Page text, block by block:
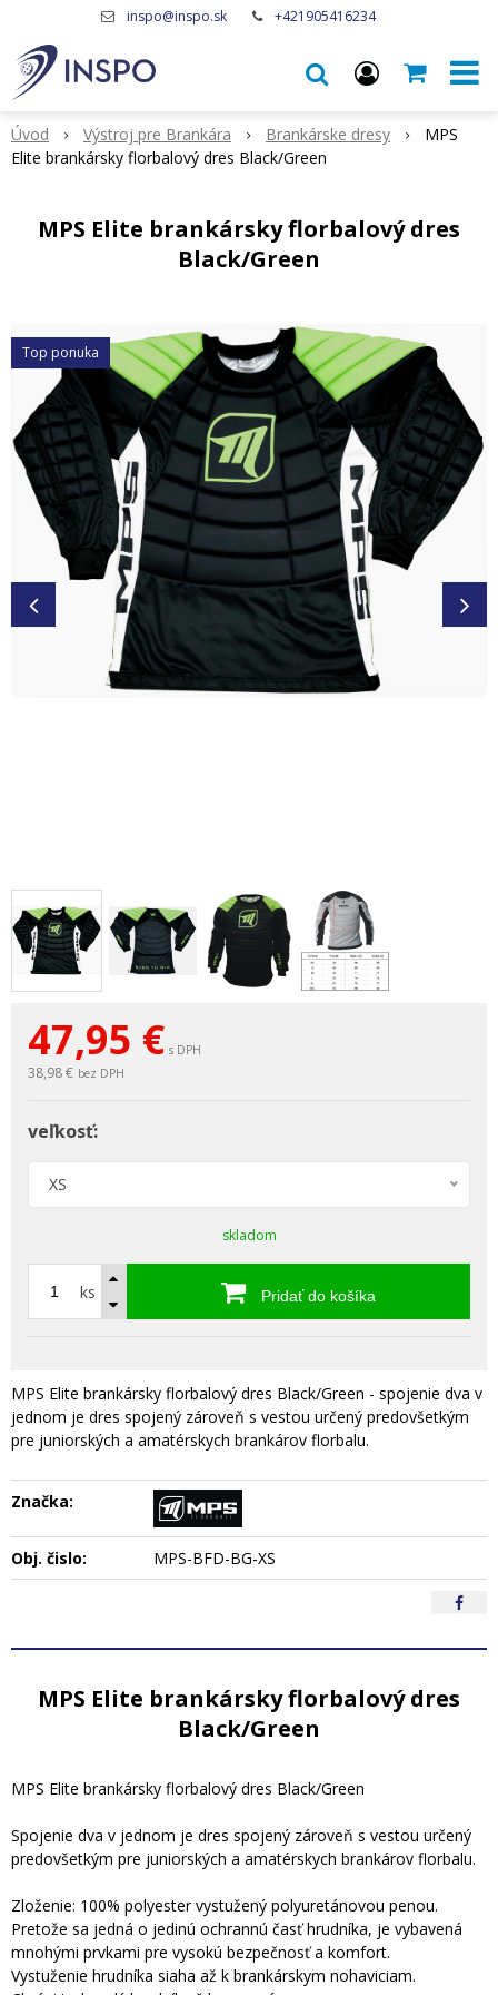
inspo@inspo.sk +421905416234
Úvod Výstroj pre Brankára Brankárske dresy
MPS
Elite brankársky florbalový dres Black/Green
MPS Elite brankársky florbalový dres
Black/Green
Top ponuka
47,95 € s DPH
38,98 € bez DPH
veľkosť:
XS
skladom
ks Pridať do košíka
MPS Elite brankársky florbalový dres Black/Green - spojenie dva v
jednom je dres spojený zároveň s vestou určený predovšetkým
pre juniorských a amatérskych brankárov florbalu.
Značka:
Obj. čislo: MPS-BFD-BG-XS
MPS Elite brankársky florbalový dres
Black/Green
MPS Elite brankársky florbalový dres Black/Green
Spojenie dva v jednom je dres spojený zároveň s vestou určený
predovšetkým pre juniorských a amatérskych brankárov florbalu.
Zloženie: 100% polyester vystužený polyuretánovou penou.
Pretože sa jedná o jedinú ochrannú časť hrudníka, je vybavená
mnohými prvkami pre vysokú bezpečnosť a komfort.
Vystuženie hrudníka siaha až k brankárskym nohaviciam.